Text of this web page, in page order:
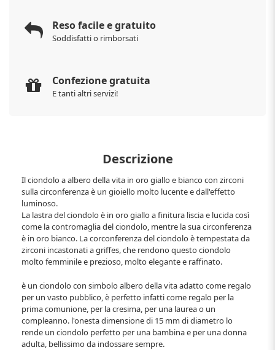
Reso facile e gratuito
Soddisfatti o rimborsati
Confezione gratuita
E tanti altri servizi!
Descrizione
Il ciondolo a albero della vita in oro giallo e bianco con zirconi
sulla circonferenza è un gioiello molto lucente e dall'effetto
luminoso.
La lastra del ciondolo è in oro giallo a finitura liscia e lucida così
come la contromaglia del ciondolo, mentre la sua circonferenza
è in oro bianco. La corconferenza del ciondolo è tempestata da
zirconi incastonati a griffes, che rendono questo ciondolo
molto femminile e prezioso, molto elegante e raffinato.
è un ciondolo con simbolo albero della vita adatto come regalo
per un vasto pubblico, è perfetto infatti come regalo per la
prima comunione, per la cresima, per una laurea o un
compleanno. l'onesta dimensione di 15 mm di diametro lo
rende un ciondolo perfetto per una bambina e per una donna
adulta, bellissimo da indossare sempre.